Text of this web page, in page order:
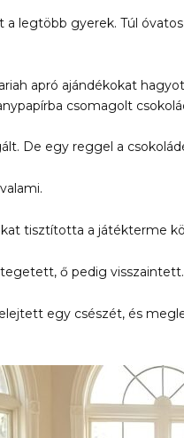
legtöbb gyerek. Túl
apró ajándékokat
csomagolt
De egy reggel a
tisztította a játékterme
ő pedig visszaintett.
egy csészét, és